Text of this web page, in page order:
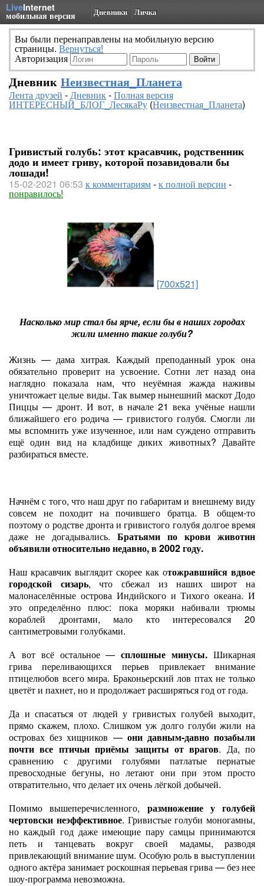
LiveInternet
мобильная версия Дневники Личка
Вы были перенаправлены на мобильную версию
страницы. Вернуться!
Авторизация
Дневник Неизвестная_Планета
Лента друзей -Дневник-Полная версия
ИНТЕРЕСНЫЙ_БЛОГ_ЛесякаРу(Неизвестная_Планета)
Гривистый голубь: этот красавчик, родственник
додо и имеет гриву, которой позавидовали бы
лошади!
15-02-2021 06:53 к комментариям-к полной версии -
понравилось!
[700x521]
Насколько мир стал бы ярче, если бы в наших городах
жили именно такие голуби?
Жизнь — дама хитрая. Каждый преподанный урок она
обязательно проверит на усвоение. Сотни лет назад она
наглядно показала нам, что неуёмная жажда наживы
уничтожает целые виды. Так вымер нынешний маскот Додо
Пиццы — дронт. И вот, в начале 21 века учёные нашли
ближайшего его родича — гривистого голубя. Смогли ли
мы вспомнить уже изученное, или нам суждено отправить
ещё один вид на кладбище диких животных? Давайте
разбираться вместе.
Начнём с того, что наш друг по габаритам и внешнему виду
совсем не походит на почившего братца. В общем-то
поэтому о родстве дронта и гривистого голубя долгое время
даже не догадывались. Братьями по крови животин
объявили относительно недавно, в 2002 году.
Наш красавчик выглядит скорее как отожравшийся вдвое
городской сизарь, что сбежал из наших широт на
малонаселённые острова Индийского и Тихого океана. И
это определённо плюс: пока моряки набивали трюмы
кораблей дронтами, мало кто интересовался 20
сантиметровыми голубками.
А вот всё остальное —сплошные минусы. Шикарная
грива переливающихся перьев привлекает внимание
птицелюбов всего мира. Браконьерский лов птах не только
цветёт и пахнет, но и продолжает расширяться год от года.
Да и спасаться от людей у гривистых голубей выходит,
прямо скажем, плохо. Слишком уж долго голуби жили на
островах без хищников —они давным-давно позабыли
почти все птичьи приёмы защиты от врагов. Да, по
сравнению с другими голубями патлатые пернатые
превосходные бегуны, но летают они при этом просто
отвратительно, что делает их очень лёгкой добычей.
Помимо вышеперечисленного, размножение у голубей
чертовски неэффективное. Гривистые голуби моногамны,
но каждый год даже имеющие пару самцы принимаются
петь и танцевать вокруг своей мадамы, разводя
привлекающий внимание шум. Особую роль в выступлении
одного актёра занимает роскошная перьевая грива — без нее
шоу-программа невозможна.